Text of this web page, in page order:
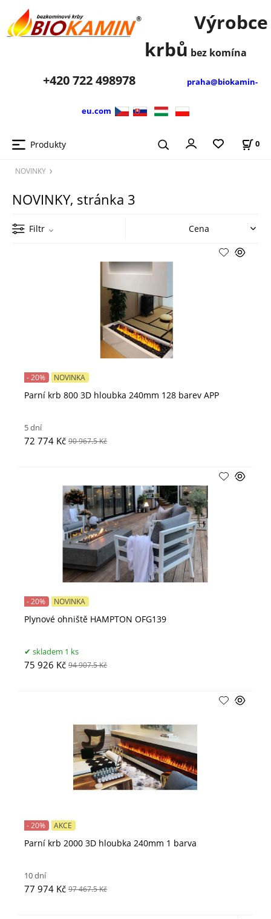
Výrobce
krbů bez komína
+420722 498978 praha@biokamin-
eu.com
Produkty 0
NOVINKY
NOVINKY, stránka 3
Filtr
Parní krb 800 3D hloubka 240mm 128 barev APP
- 20% NOVINKA
5 dní
72 774 Kč 90 967.5 Kč
Plynové ohniště HAMPTON OFG139
- 20% NOVINKA
skladem 1 ks
75 926 Kč 94 907.5 Kč
Parní krb 2000 3D hloubka 240mm 1 barva
- 20% AKCE
10 dní
77 974 Kč 97 467.5 Kč